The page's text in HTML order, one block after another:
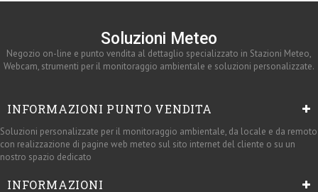
Soluzioni Meteo
Negozio on-line e punto vendita al dettaglio specializzato in Stazioni Meteo,
Webcam, strumenti per il monitoraggio ambientale e soluzioni personalizzate.
INFORMAZIONI PUNTO VENDITA
Soluzioni personalizzate per il monitoraggio ambientale, da locale e da remoto
con realizzazione di pagine web meteo sul sito internet del cliente o su un
nostro spazio dedicato
INFORMAZIONI